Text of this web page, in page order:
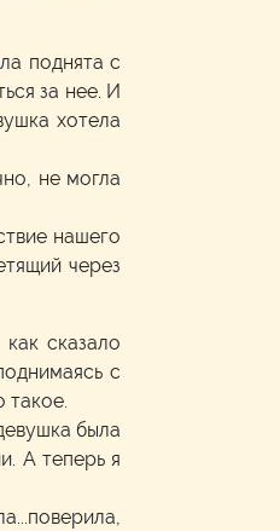
поднята с
за нее. И
хотела
не могла
нашего
через
сказало
с
такое.
была
А теперь я